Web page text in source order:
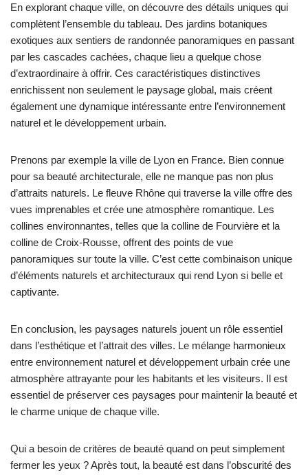
En explorant chaque ville, on découvre des détails uniques qui
complètent l’ensemble du tableau. Des jardins botaniques
exotiques aux sentiers de randonnée panoramiques en passant
par les cascades cachées, chaque lieu a quelque chose
d’extraordinaire à offrir. Ces caractéristiques distinctives
enrichissent non seulement le paysage global, mais créent
également une dynamique intéressante entre l’environnement
naturel et le développement urbain.
Prenons par exemple la ville de Lyon en France. Bien connue
pour sa beauté architecturale, elle ne manque pas non plus
d’attraits naturels. Le fleuve Rhône qui traverse la ville offre des
vues imprenables et crée une atmosphère romantique. Les
collines environnantes, telles que la colline de Fourvière et la
colline de Croix-Rousse, offrent des points de vue
panoramiques sur toute la ville. C’est cette combinaison unique
d’éléments naturels et architecturaux qui rend Lyon si belle et
captivante.
En conclusion, les paysages naturels jouent un rôle essentiel
dans l’esthétique et l’attrait des villes. Le mélange harmonieux
entre environnement naturel et développement urbain crée une
atmosphère attrayante pour les habitants et les visiteurs. Il est
essentiel de préserver ces paysages pour maintenir la beauté et
le charme unique de chaque ville.
Qui a besoin de critères de beauté quand on peut simplement
fermer les yeux ? Après tout, la beauté est dans l’obscurité des